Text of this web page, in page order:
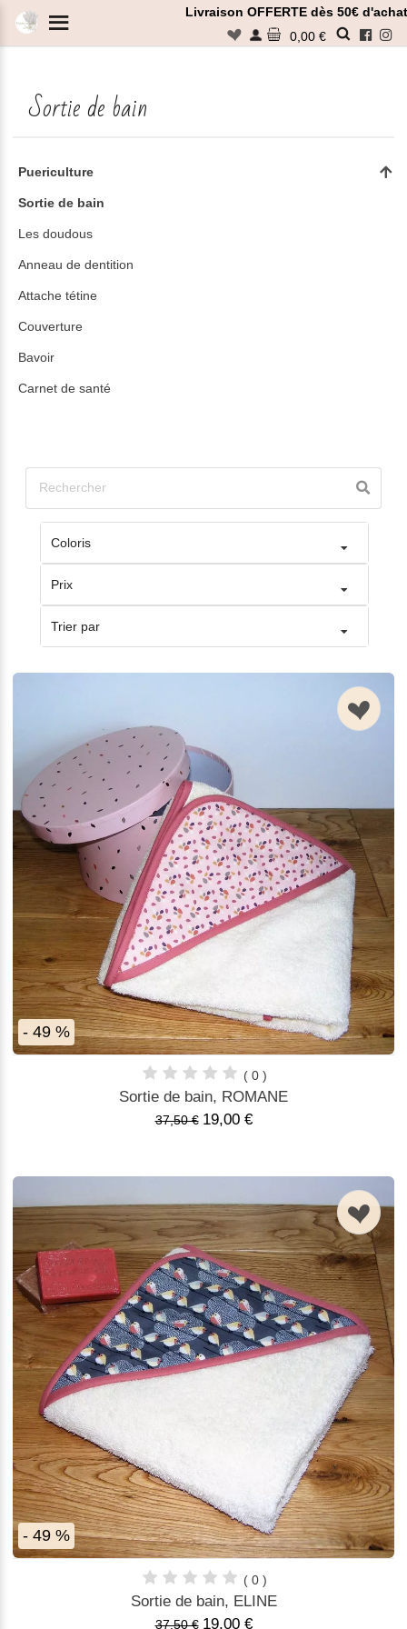
Livraison OFFERTE dès 50€
n 0,00 €
Rechercher
Sortie de bain
Puericulture
Sortie de bain
Les doudous
Anneau de dentition
Attache tétine
Couverture
Bavoir
Carnet de santé
Coloris
Prix
Trier par
- 49 %
n
( 0 )
Sortie de bain, ROMANE
37,50 € 19,00 €
- 49 %
n
( 0 )
Sortie de bain, ELINE
37,50 € 19,00 €
Panneau de gestion des cookies